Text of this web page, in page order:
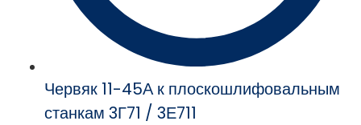
Червяк 11-45А к плоскошлифовальным
станкам 3Г71 / 3Е711